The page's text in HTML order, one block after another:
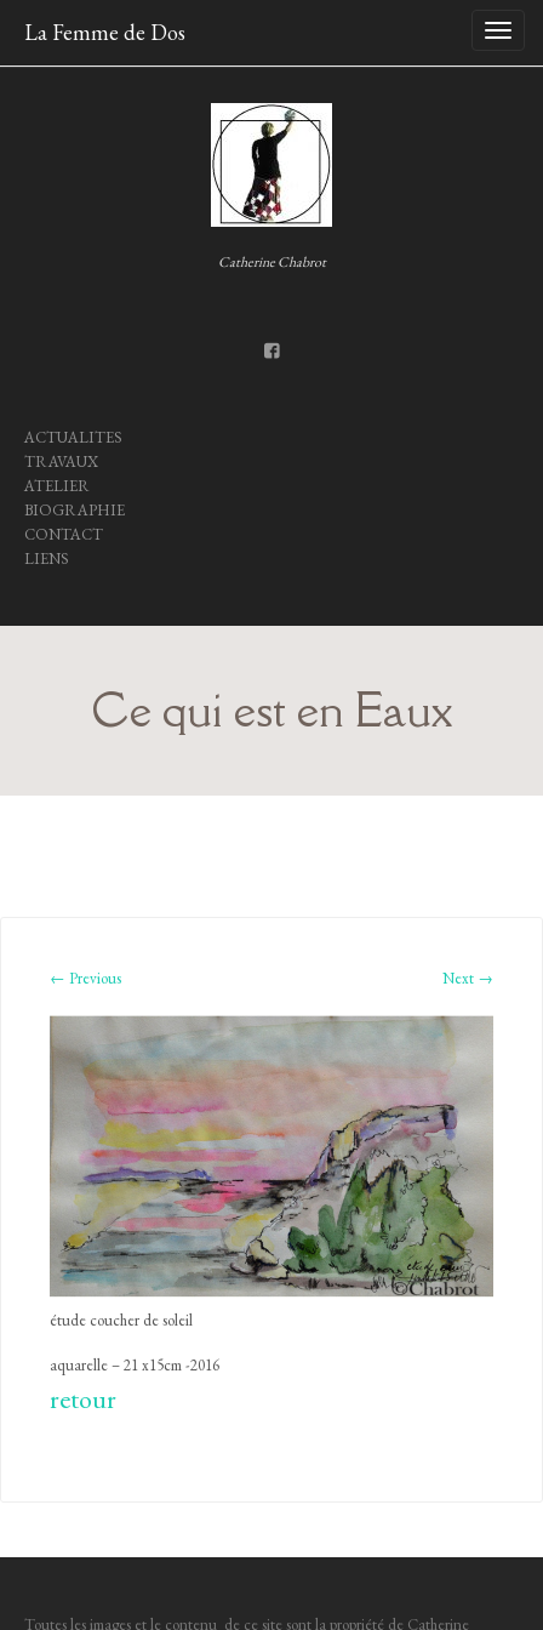
La Femme de Dos
Catherine Chabrot
ACTUALITES
TRAVAUX
ATELIER
BIOGRAPHIE
CONTACT
LIENS
Ce qui est en Eaux
← Previous Next →
étude coucher de soleil
aquarelle – 21 x15cm -2016
retour
Toutes les images et le contenu de ce site sont la propriété de Catherine